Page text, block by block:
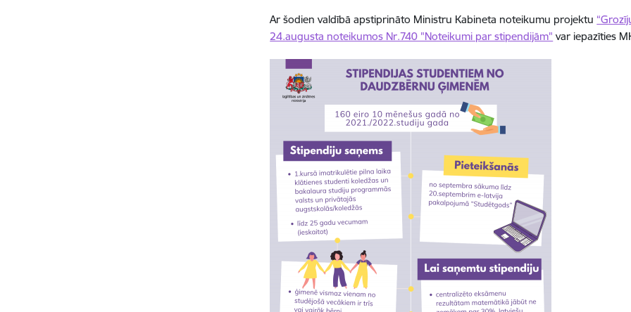
Ar šodien valdībā apstiprināto Ministru Kabineta noteikumu projektu
24.augusta noteikumos Nr.740 "Noteikumi par stipendijām" var iepazīties